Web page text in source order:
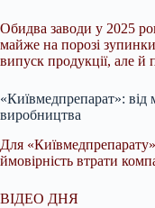
Обидва заводи у 2025
майже на порозі
випуск продукції, але й
«Київмедпрепарат»:
виробництва
Для
ймовірність втрати
ВІДЕО ДНЯ